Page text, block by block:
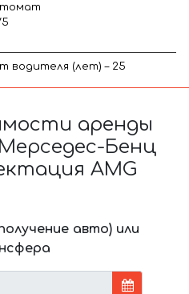
водителя (лет) – 25
аренды
Бенц
AMG
авто) или